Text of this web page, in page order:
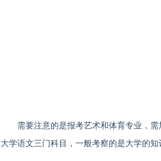
需要注意的是报考艺术和体育专业，需
大学语文三门科目，一般考察的是大学的知